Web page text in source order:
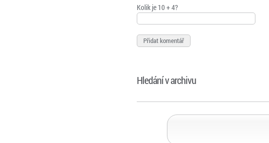
Kolik je 10 + 4?
Hledání v archivu